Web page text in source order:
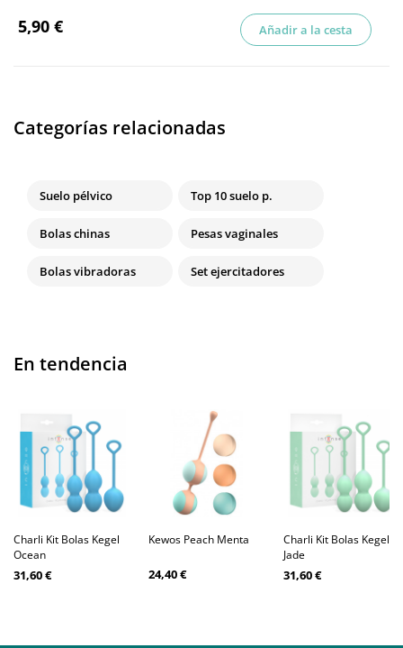
5,90 € Añadir a la cesta
Categorías relacionadas
Suelo pélvico Top 10 suelo p.
Bolas chinas Pesas vaginales
Bolas vibradoras Set ejercitadores
En tendencia
Charli Kit Bolas Kegel
Ocean
31,60 €
Kewos Peach Menta
24,40 €
Charli Kit Bolas Kegel
Jade
31,60 €